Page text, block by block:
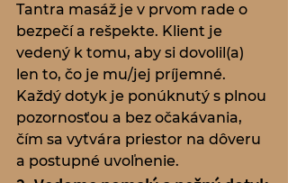
Tantra masáž je v prvom rade o
bezpečí a rešpekte. Klient je
vedený k tomu, aby si dovolil(a)
len to, čo je mu/jej príjemné.
Každý dotyk je ponúknutý s plnou
pozornosťou a bez očakávania,
čím sa vytvára priestor na dôveru
a postupné uvoľnenie.